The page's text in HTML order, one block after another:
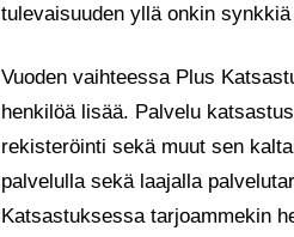
tulevaisuuden yllä onkin
Vuoden vaihteessa Plus
henkilöä lisää. Palvelu
rekisteröinti sekä muut sen
palvelulla sekä laajalla
Katsastuksessa tarjoammekin